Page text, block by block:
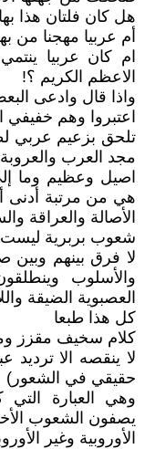
هل كان فلتان هذا
أم عربيا مهجنا من
ام كان عربيا
الاعظم الكريم ؟!
واذا قال وادعى
اعتبروا وهم
تلحق بزعيم عربي
مجد العرب
اصيل وعظيم وما
هي من مرتبة أدنى
الأصالة والعراقة
شعوب بربرية
لا فرق بينهم وبين
والأسلوب
العصبوية الضيقة
كل هذا طبعا
كلام سخيف مقزز
لا ينقصه الا
حقيقي في الشعور)
وهي العبارة التي
يصفون الشعوب
الأوروبية وغير